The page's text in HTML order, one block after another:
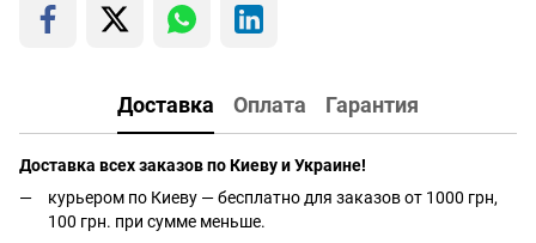
Доставка Оплата Гарантия
Доставка всех заказов по Киеву и Украине!
курьером по Киеву — бесплатно для заказов от 1000 грн,
100 грн. при сумме меньше.